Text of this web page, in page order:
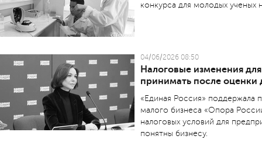
конкурса для молодых ученых
04/06/2026 08:50
Налоговые изменения
принимать после
«Единая Россия» поддержала
малого бизнеса «Опора
налоговых условий для
понятны бизнесу.